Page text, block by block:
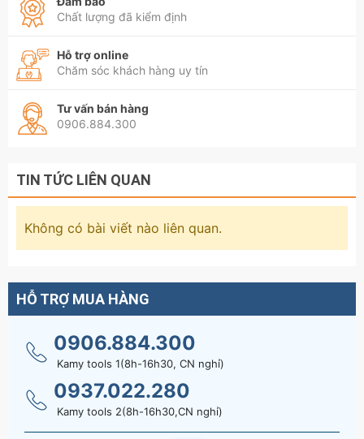
Chất lượng đã kiểm định
Hỗ trợ online
Chăm sóc khách hàng uy tín
Tư vấn bán hàng
0906.884.300
TIN TỨC LIÊN QUAN
Không có bài viết nào liên quan.
HỖ TRỢ MUA HÀNG
0906.884.300
Kamy tools 1(8h-16h30, CN nghỉ)
0937.022.280
Kamy tools 2(8h-16h30,CN nghỉ)